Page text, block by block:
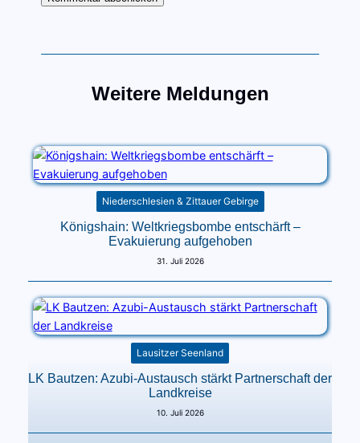
Weitere Meldungen
Niederschlesien & Zittauer Gebirge
Königshain: Weltkriegsbombe entschärft –
Evakuierung aufgehoben
31. Juli 2026
Lausitzer Seenland
LK Bautzen: Azubi-Austausch stärkt Partnerschaft der
Landkreise
10. Juli 2026